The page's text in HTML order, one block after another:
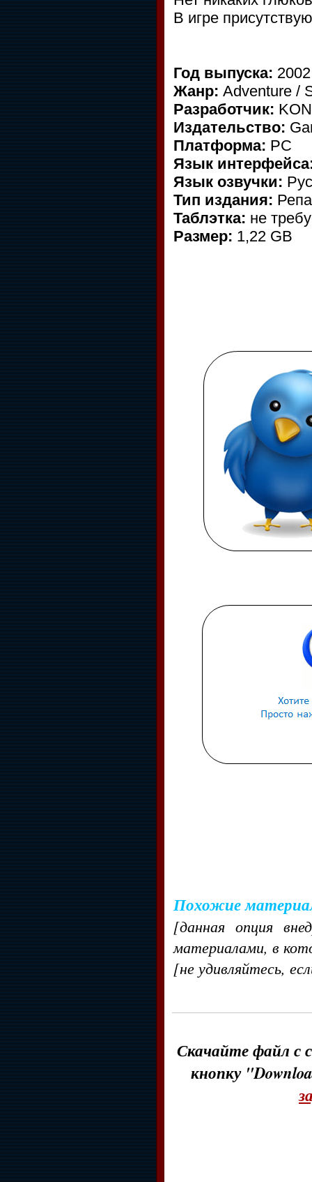
В игре
Год выпуска:
Жанр: Adventure /
Разработчик:
Издательство:
Платформа: PC
Язык
Язык озвучки:
Тип издания:
Таблэтка: не
Размер: 1,22 GB
Похожие
[данная опция
материалами, в
[не удивляйтесь,
Скачайте файл с
кнопку